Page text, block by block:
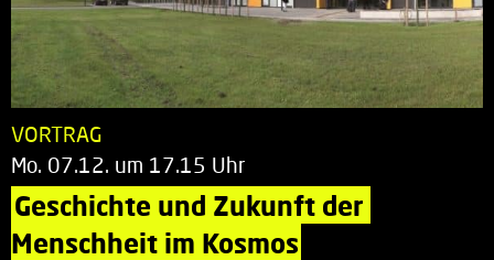
VORTRAG
Mo. 07.12. um 17.15 Uhr
Geschichte und Zukunft der
Menschheit im Kosmos